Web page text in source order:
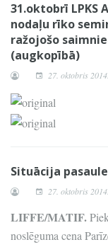
31.oktobrī LPKS
nodaļu rīko
ražojošo
(augkopībā)
27. oktobris 2014.
Situācija
27. oktobris 2014.
LIFFE/MATIF.
noslēguma cena